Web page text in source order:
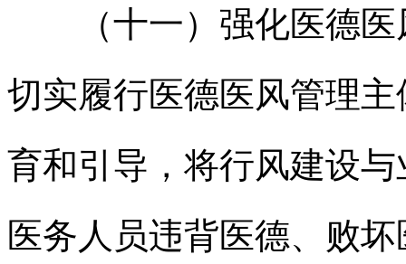
（十一）强化医德医
切实履行医德医风管理
育和引导，将行风建设
医务人员违背医德、败